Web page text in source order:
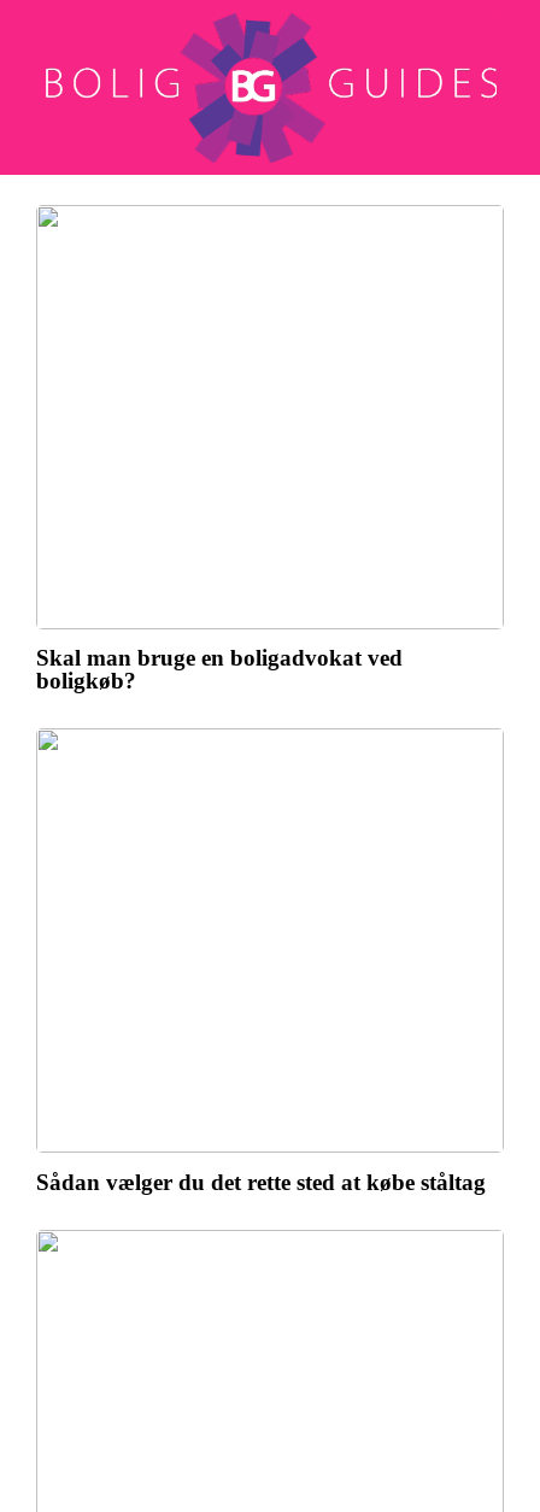
Skal man bruge en boligadvokat ved
boligkøb?
Sådan vælger du det rette sted at købe ståltag